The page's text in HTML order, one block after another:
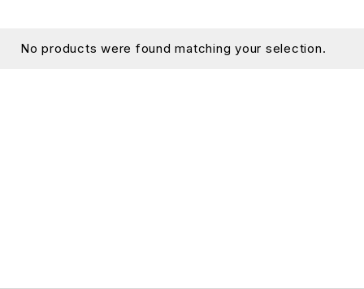
No products were found matching your selection.